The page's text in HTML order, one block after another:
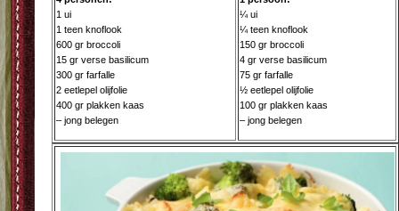
1 ui
1 teen knoflook
600 gr broccoli
15 gr verse basilicum
300 gr farfalle
2 eetlepel olijfolie
400 gr plakken kaas
– jong belegen
¼ ui
¼ teen knoflook
150 gr broccoli
4 gr verse basilicum
75 gr farfalle
½ eetlepel olijfolie
100 gr plakken kaas
– jong belegen